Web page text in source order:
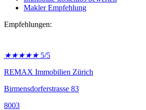
Makler Empfehlung
Empfehlungen:
★★★★★ 5/5
REMAX Immobilien Zürich
Birmensdorferstrasse 83
8003